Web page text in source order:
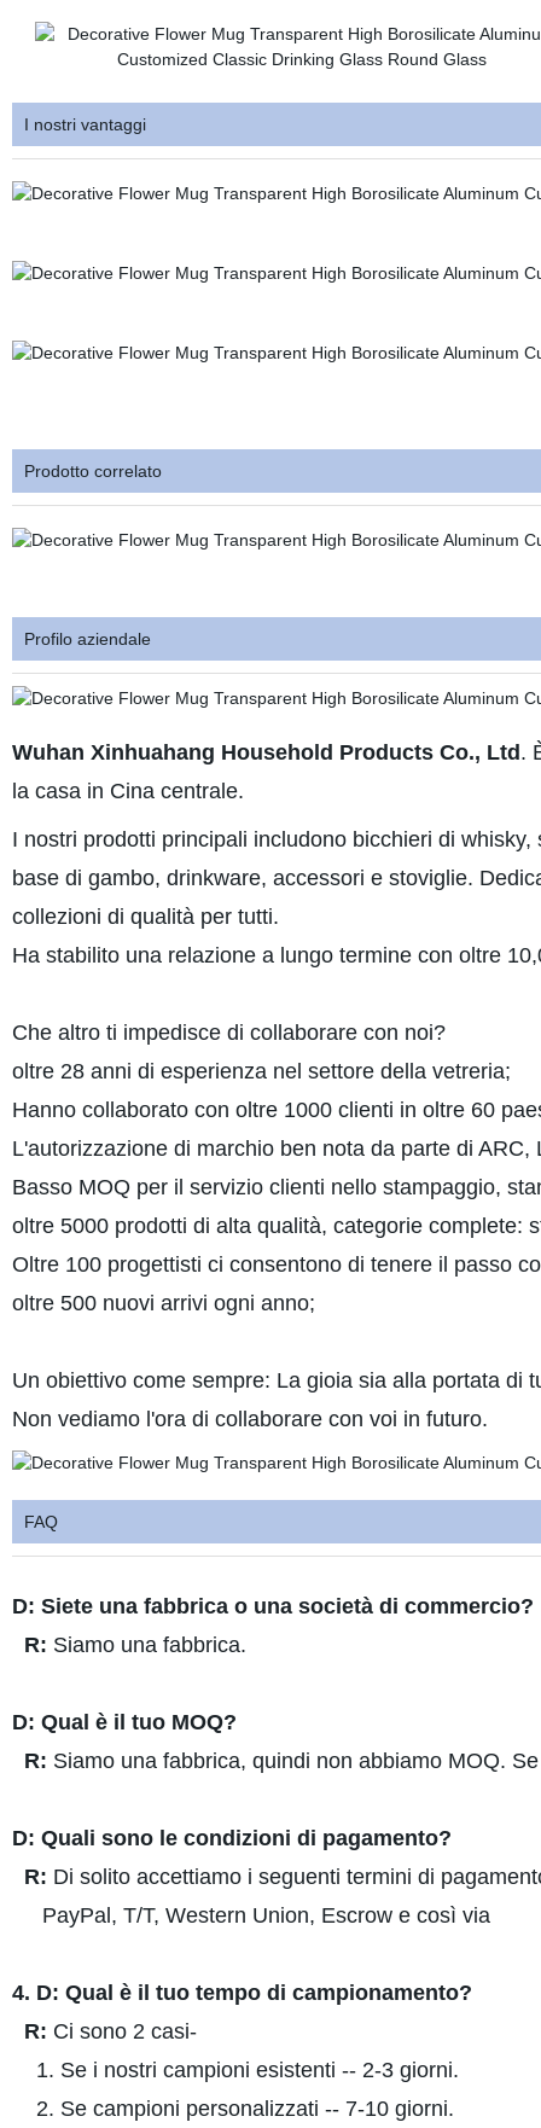
I nostri vantaggi
Prodotto correlato
Profilo aziendale
Wuhan Xinhuahang Household Products Co., Ltd .
la casa in Cina centrale.
I nostri prodotti principali includono bicchieri di
base di gambo, drinkware, accessori e stoviglie.
collezioni di qualità per tutti.
Ha stabilito una relazione a lungo termine con oltre
Che altro ti impedisce di collaborare con noi?
oltre 28 anni di esperienza nel settore della vetreria;
Hanno collaborato con oltre 1000 clienti in oltre 60
L'autorizzazione di marchio ben nota da parte di ARC,
Basso MOQ per il servizio clienti nello stampaggio,
oltre 5000 prodotti di alta qualità, categorie complete:
Oltre 100 progettisti ci consentono di tenere il passo
oltre 500 nuovi arrivi ogni anno;
Un obiettivo come sempre: La gioia sia alla portata di
Non vediamo l'ora di collaborare con voi in futuro.
FAQ
D: Siete una fabbrica o una società di commercio?
R: Siamo una fabbrica.
D: Qual è il tuo MOQ?
R: Siamo una fabbrica, quindi non abbiamo MOQ.
D: Quali sono le condizioni di pagamento?
R: Di solito accettiamo i seguenti termini di
PayPal, T/T, Western Union, Escrow e così via
4. D: Qual è il tuo tempo di campionamento?
R: Ci sono 2 casi-
1. Se i nostri campioni esistenti -- 2-3 giorni.
2. Se campioni personalizzati -- 7-10 giorni.